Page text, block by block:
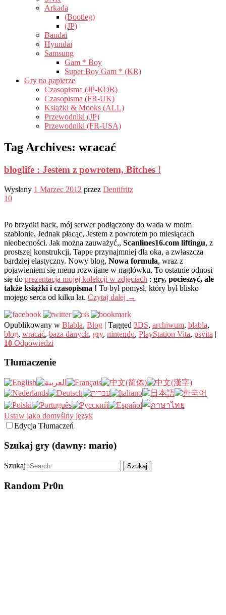
Arkada
(Bootleg)
(JP)
Bandai
Hyundai
Samsung
Gam * Boy
Super Boy Gam * (KR)
Gry na papierze
Czasopisma (JP-KOR)
Czasopisma (FR-UK)
Książki & Mooks (ALL)
Przewodniki (JP)
Przewodniki (FR-USA)
Tag Archives: wracać
bloglife : Jestem z powrotem, Bitches !
Wysłany 1 Marzec 2012 przez Dentifritz
10
Po brzydki hack, mój serwer podłączony do wada w moim
szablonie, Jednak płacąc, Jestem z powrotem po miesiącach
nieobecności. Jak można zauważyć,, Scanlines16.com liftingu, z
prostszej konstrukcji, Tappe przynajmniej dla oka, a zwłaszcza
bardziej elastyczny. Nowy blog, Nowa formuła, wraz z
pojawieniem się menu rozwijane w nagłówku. To ostatnie odnosi
się do prezentacja mojej kolekcji w zdjęciach : gry, pocieszyć, ale
także książki i czasopisma ! To był pomysł, który był blisko
mojego serca od kilku lat. Czytaj dalej →
Opublikowany w Blabla, Blog | Tagged 3DS, archiwum, blabla,
blog, wracać, baza danych, gry, nintendo, PlayStation Vita, psvita |
10 Odpowiedzi
Tłumaczenie
Ustaw jako domyślny język
Edycja Tłumaczeń
Szukaj gry (dawny: mario)
Szukaj
Random Pr0n